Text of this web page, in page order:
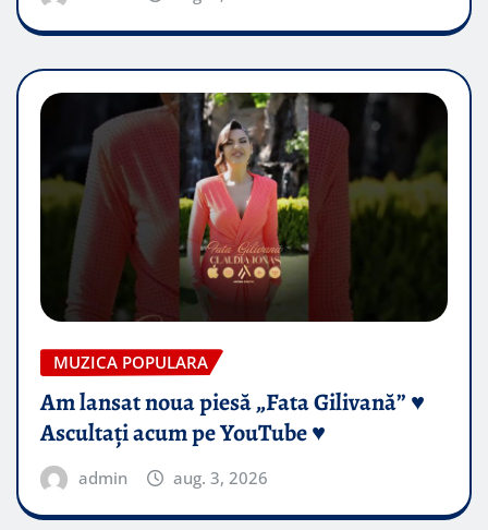
MUZICA POPULARA
Am lansat noua piesă „Fata Gilivană” ♥️
Ascultați acum pe YouTube ♥️
admin aug. 3, 2026